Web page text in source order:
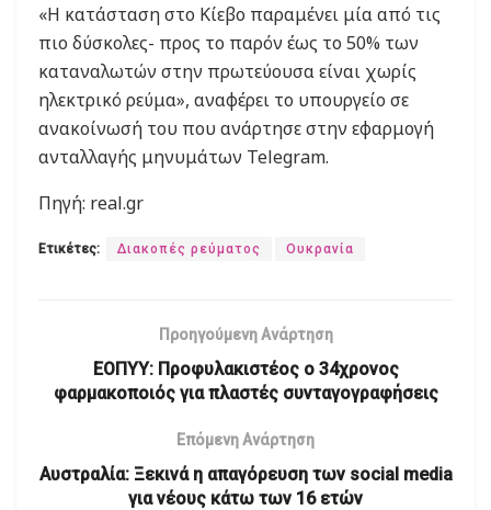
«Η κατάσταση στο Κίεβο παραμένει μία από τις
πιο δύσκολες- προς το παρόν έως το 50% των
καταναλωτών στην πρωτεύουσα είναι χωρίς
ηλεκτρικό ρεύμα», αναφέρει το υπουργείο σε
ανακοίνωσή του που ανάρτησε στην εφαρμογή
ανταλλαγής μηνυμάτων Telegram.
Πηγή: real.gr
Ετικέτες: Διακοπές ρεύματος Ουκρανία
Προηγούμενη Ανάρτηση
ΕΟΠΥΥ: Προφυλακιστέος ο 34χρονος
φαρμακοποιός για πλαστές συνταγογραφήσεις
Επόμενη Ανάρτηση
Αυστραλία: Ξεκινά η απαγόρευση των social media
για νέους κάτω των 16 ετών